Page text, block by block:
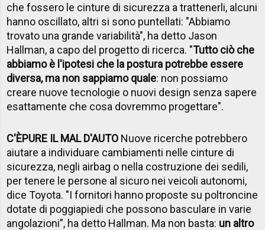
che fossero le cinture di sicurezza a trattenerli, alcuni
hanno oscillato, altri si sono puntellati: "Abbiamo
trovato una grande variabilità", ha detto Jason
Hallman, a capo del progetto di ricerca. "Tutto ciò che
abbiamo è l'ipotesi che la postura potrebbe essere
diversa, ma non sappiamo quale: non possiamo
creare nuove tecnologie o nuovi design senza sapere
esattamente che cosa dovremmo progettare".
C'ÈPURE IL MAL D'AUTO Nuove ricerche potrebbero
aiutare a individuare cambiamenti nelle cinture di
sicurezza, negli airbag o nella costruzione dei sedili,
per tenere le persone al sicuro nei veicoli autonomi,
dice Toyota. "I fornitori hanno proposte su poltroncine
dotate di poggiapiedi che possono basculare in varie
angolazioni”, ha detto Hallman. Ma non basta: un altro